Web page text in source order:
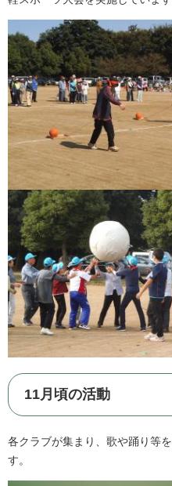
11月頃の活動
各クラブが集まり、歌や踊り等
す。